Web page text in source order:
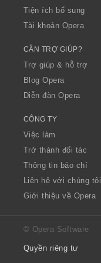
Tiện ích bổ sung
Tài khoản Opera
CẦN TRỢ GIÚP?
Trợ giúp & hỗ trợ
Blog Opera
Diễn đàn Opera
CÔNG TY
Việc làm
Trở thành đối tác
Thông tin báo chí
Liên hệ với chúng tôi
Giới thiệu về Opera
© Opera Software
Quyền riêng tư